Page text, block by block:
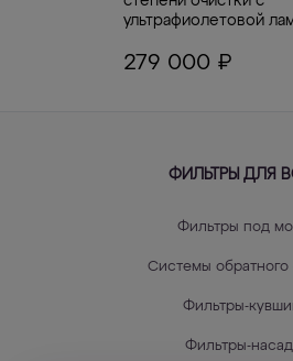
ультрафиолетовой
279 000 ₽
ФИЛЬТРЫ ДЛЯ
Фильтры под
Системы обратного
Фильтры-
Фильтры-